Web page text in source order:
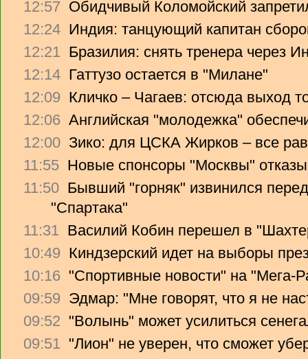
12:57 Обидчивый Коломойский
12:24 Индия: танцующий капитан
12:21 Бразилия: снять тренера через
12:14 Гаттузо остается в "Милане"
12:09 Кличко – Чагаев: отсюда выход
12:06 Английская "молодежка"
12:00 Зико: для ЦСКА Жирков – все
11:55 Новые спонсоры "Москвы"
11:50 Бывший "горняк" извинился
"Спартака"
11:31 Василий Кобин перешел в
10:49 Киндзерский идет на выборы
10:16 "Спортивные новости" на "Мега-
09:59 Эдмар: "Мне говорят, что я не
09:52 "Волынь" может усилиться
09:51 "Лион" не уверен, что сможет